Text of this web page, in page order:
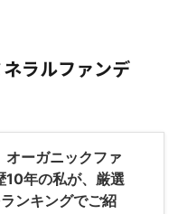
ラルファンデ
オーガニックファ
10年の私が、厳選
ンキングでご紹